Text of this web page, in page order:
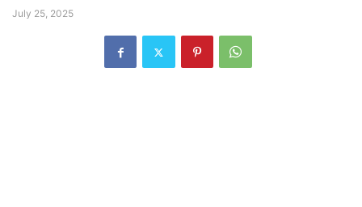
July 25, 2025